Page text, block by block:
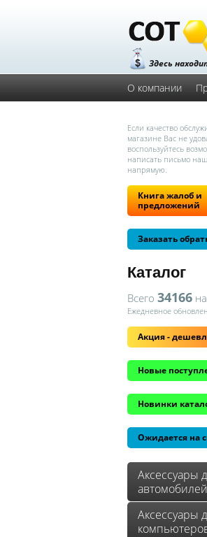
Здесь
О компании
Если качество
магазине Вас не
воспользуйтесь
написать письмо
напрямую.
Книга жалоб и
предложений
Заказать
Каталог
Всего 34166
Ежедневное
Акция -
Новые
Новинки
Ожидается на
Аксессуары
автомобилей
Аксессуары